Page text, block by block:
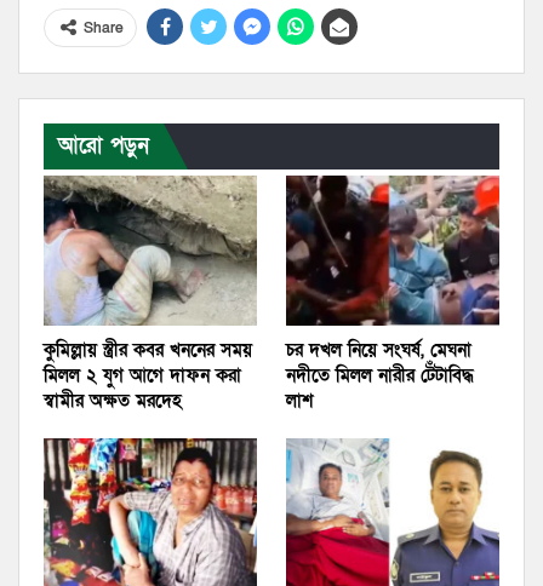
Share
আরো পড়ুন
কুমিল্লায় স্ত্রীর কবর খননের সময়
মিলল ২ যুগ আগে দাফন করা
স্বামীর অক্ষত মরদেহ
চর দখল নিয়ে সংঘর্ষ, মেঘনা
নদীতে মিলল নারীর টেঁটাবিদ্ধ
লাশ